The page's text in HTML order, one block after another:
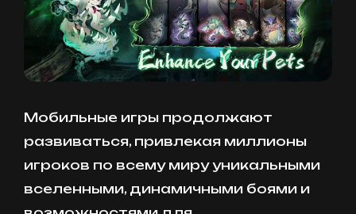
Мобильные игры продолжают
развиваться, привлекая миллионы
игроков по всему миру уникальными
вселенными, динамичными боями и